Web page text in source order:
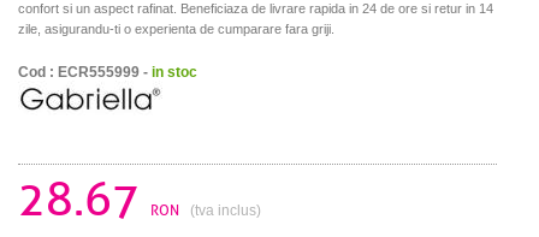
confort si un aspect rafinat. Beneficiaza de livrare rapida in 24 de ore si retur in 14
zile, asigurandu-ti o experienta de cumparare fara griji.
Cod : ECR555999 - in stoc
28.67 RON (tva inclus)